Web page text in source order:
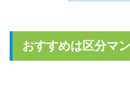
おすすめは区分マ